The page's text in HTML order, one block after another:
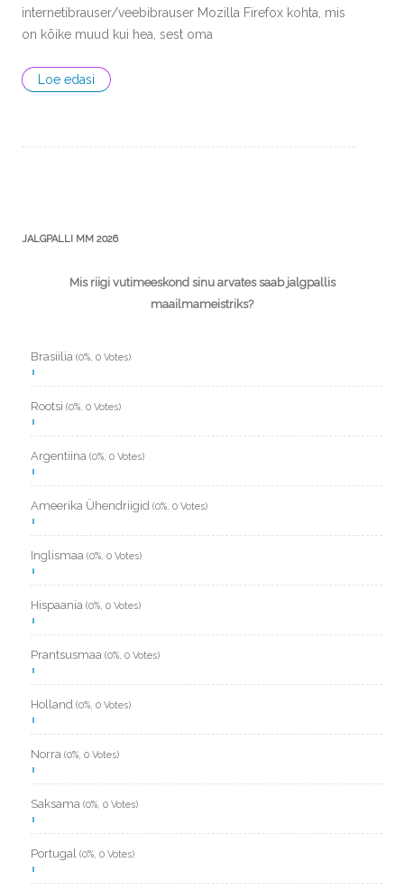
internetibrauser/veebibrauser Mozilla Firefox kohta, mis
on kõike muud kui hea, sest oma
Loe edasi
JALGPALLI MM 2026
Mis riigi vutimeeskond sinu arvates saab jalgpallis
maailmameistriks?
Brasiilia (0%, 0 Votes)
Rootsi (0%, 0 Votes)
Argentiina (0%, 0 Votes)
Ameerika Ühendriigid (0%, 0 Votes)
Inglismaa (0%, 0 Votes)
Hispaania (0%, 0 Votes)
Prantsusmaa (0%, 0 Votes)
Holland (0%, 0 Votes)
Norra (0%, 0 Votes)
Saksama (0%, 0 Votes)
Portugal (0%, 0 Votes)